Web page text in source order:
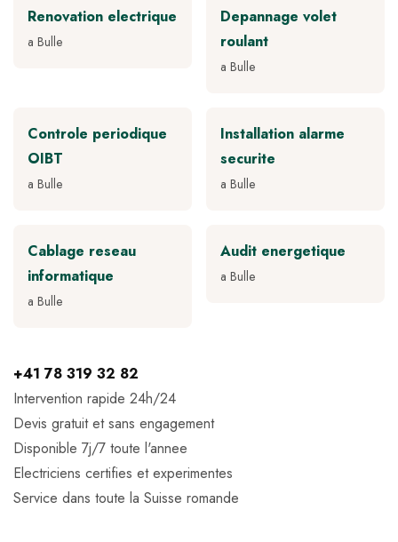
Renovation electrique
a Bulle
Depannage volet
roulant
a Bulle
Controle periodique
OIBT
a Bulle
Installation alarme
securite
a Bulle
Cablage reseau
informatique
a Bulle
Audit energetique
a Bulle
+41 78 319 32 82
Intervention rapide 24h/24
Devis gratuit et sans engagement
Disponible 7j/7 toute l'annee
Electriciens certifies et experimentes
Service dans toute la Suisse romande